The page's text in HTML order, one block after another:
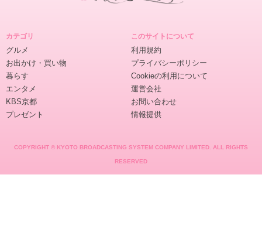
カテゴリ
グルメ
お出かけ・買い物
暮らす
エンタメ
KBS京都
プレゼント
このサイトについて
利用規約
プライバシーポリシー
Cookieの利用について
運営会社
お問い合わせ
情報提供
COPYRIGHT © KYOTO BROADCASTING SYSTEM COMPANY LIMITED. ALL RIGHTS
RESERVED